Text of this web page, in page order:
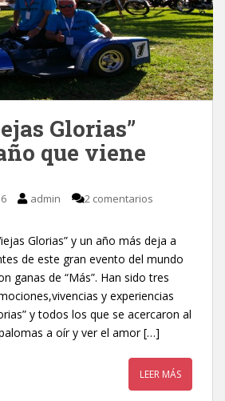
Glorias”
que viene
admin 2 comentarios
Glorias” y un año más deja a
de este gran evento del mundo
ganas de “Más”. Han sido tres
y experiencias
y todos los que se acercaron al
a oír y ver el amor […]
LEER MÁS